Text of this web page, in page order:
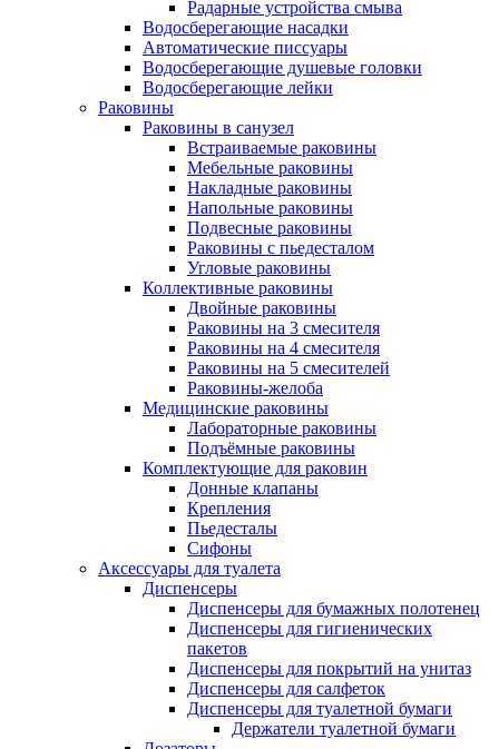
Радарные устройства смыва
Водосберегающие насадки
Автоматические писсуары
Водосберегающие душевые головки
Водосберегающие лейки
Раковины
Раковины в санузел
Встраиваемые раковины
Мебельные раковины
Накладные раковины
Напольные раковины
Подвесные раковины
Раковины с пьедесталом
Угловые раковины
Коллективные раковины
Двойные раковины
Раковины на 3 смесителя
Раковины на 4 смесителя
Раковины на 5 смесителей
Раковины-желоба
Медицинские раковины
Лабораторные раковины
Подъёмные раковины
Комплектующие для раковин
Донные клапаны
Крепления
Пьедесталы
Сифоны
Аксессуары для туалета
Диспенсеры
Диспенсеры для бумажных полотенец
Диспенсеры для гигиенических
пакетов
Диспенсеры для покрытий на унитаз
Диспенсеры для салфеток
Диспенсеры для туалетной бумаги
Держатели туалетной бумаги